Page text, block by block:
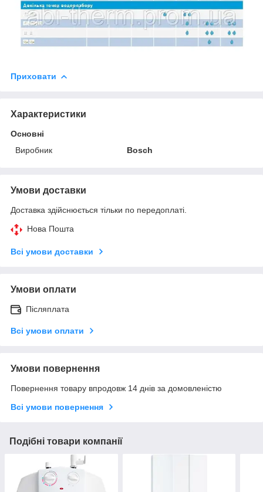
Приховати
Характеристики
Основні
Виробник
Bosch
Умови доставки
Доставка здійснюється тільки по передоплаті.
Нова Пошта
Всі умови доставки
Умови оплати
Післяплата
Всі умови оплати
Умови повернення
Повернення товару впродовж 14 днів за домовленістю
Всі умови повернення
Подібні товари компанії